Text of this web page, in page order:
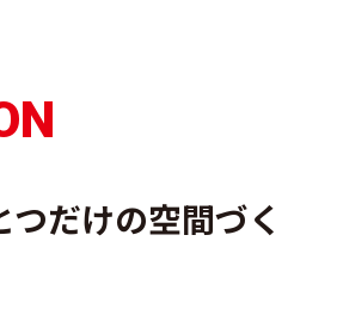
つだけの空間づく